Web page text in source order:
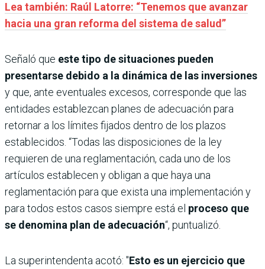
Lea también: Raúl Latorre: “Tenemos que avanzar
hacia una gran reforma del sistema de salud”
Señaló que este tipo de situaciones pueden
presentarse debido a la dinámica de las inversiones
y que, ante eventuales excesos, corresponde que las
entidades establezcan planes de adecuación para
retornar a los límites fijados dentro de los plazos
establecidos. “Todas las disposiciones de la ley
requieren de una reglamentación, cada uno de los
artículos establecen y obligan a que haya una
reglamentación para que exista una implementación y
para todos estos casos siempre está el proceso que
se denomina plan de adecuación“, puntualizó.
La superintendenta acotó: "Esto es un ejercicio que